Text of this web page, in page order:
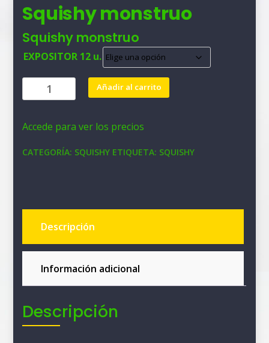
Squishy monstruo
Squishy monstruo
EXPOSITOR 12 u.
Squishy
monstruo
Añadir al carrito
Accede para ver los precios
CATEGORÍA: SQUISHY ETIQUETA: SQUISHY
Descripción
Información adicional
Descripción